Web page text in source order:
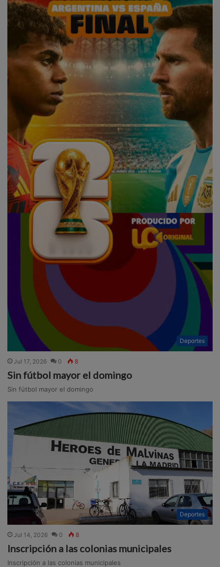
Deportes
Jul 17, 2026 0 8
Sin fútbol mayor el domingo
Sin fútbol mayor el domingo
Deportes
Jul 14, 2026 0 8
Inscripción a las colonias municipales
Inscripción a las colonias municipales